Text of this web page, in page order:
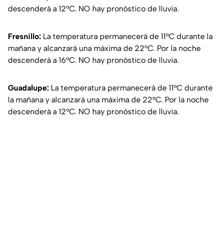
descenderá a 12°C. NO hay pronóstico de lluvia.
Fresnillo: La temperatura permanecerá de 11°C durante la
mañana y alcanzará una máxima de 22°C. Por la noche
descenderá a 16°C. NO hay pronóstico de lluvia.
Guadalupe: La temperatura permanecerá de 11°C durante
la mañana y alcanzará una máxima de 22°C. Por la noche
descenderá a 12°C. NO hay pronóstico de lluvia.